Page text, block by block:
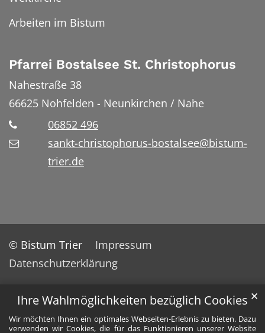
Ihre Wahlmöglichkeiten bezüglich Cookies
Wir möchten Ihnen ein optimales Webseiten-Erlebnis zu bieten. Dazu
verwenden wir Cookies, die für das Funktionieren unserer Website
✕
Arbeiten im Bistum
Pfarrei Bostalsee St. Christophorus
Nahestraße 38
66625 Nohfelden - Neunkirchen / Nahe
06852 496
sankt-christophorus-bostalsee@bistum-
trier.de
© Bistum Trier
Impressum
Datenschutzerklärung